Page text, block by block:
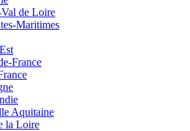
de Loire
Maritimes
France
Aquitaine
la Loire